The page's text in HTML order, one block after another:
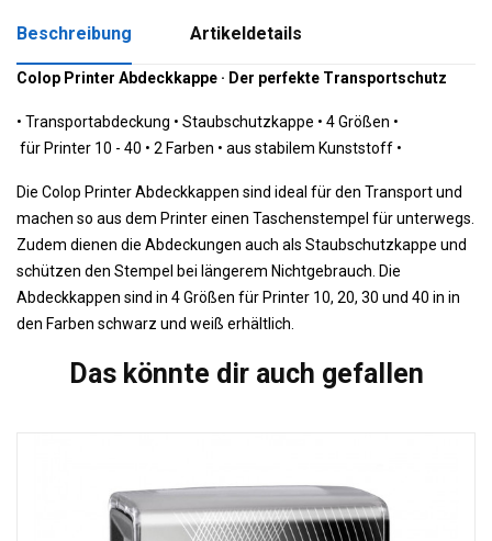
Beschreibung Artikeldetails
Colop Printer Abdeckkappe · Der perfekte Transportschutz
• Transportabdeckung • Staubschutzkappe • 4 Größen •
für Printer 10 - 40 • 2 Farben • aus stabilem Kunststoff •
Die Colop Printer Abdeckkappen sind ideal für den Transport und
machen so aus dem Printer einen Taschenstempel für unterwegs.
Zudem dienen die Abdeckungen auch als Staubschutzkappe und
schützen den Stempel bei längerem Nichtgebrauch. Die
Abdeckkappen sind in 4 Größen für Printer 10, 20, 30 und 40 in in
den Farben schwarz und weiß erhältlich.
Das könnte dir auch gefallen